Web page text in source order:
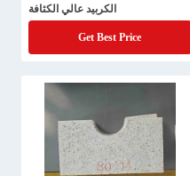
الكربيد عالي الكثافة
Get Best Price